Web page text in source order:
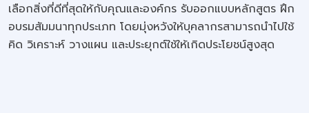
เลือกสิ่งที่ดีที่สุดให้กับคุณและองค์กร รับออกแบบหลักสูตร ฝึก
อบรมสัมมนาทุกประเภท โดยมุ่งหวังให้บุคลากรสามารถนำไปใช้
คิด วิเคราะห์ วางแผน และประยุกต์ใช้ให้เกิดประโยชน์สูงสุด